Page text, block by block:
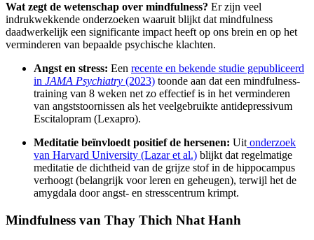
Wat zegt de wetenschap over mindfulness? Er zijn veel
indrukwekkende onderzoeken waaruit blijkt dat mindfulness
daadwerkelijk een significante impact heeft op ons brein en op het
verminderen van bepaalde psychische klachten.
Angst en stress: Een recente en bekende studie gepubliceerd
in JAMA Psychiatry (2023) toonde aan dat een mindfulness-
training van 8 weken net zo effectief is in het verminderen
van angststoornissen als het veelgebruikte antidepressivum
Escitalopram (Lexapro).
Meditatie beïnvloedt positief de hersenen: Uit onderzoek
van Harvard University (Lazar et al.) blijkt dat regelmatige
meditatie de dichtheid van de grijze stof in de hippocampus
verhoogt (belangrijk voor leren en geheugen), terwijl het de
amygdala door angst- en stresscentrum krimpt.
Mindfulness van Thay Thich Nhat Hanh